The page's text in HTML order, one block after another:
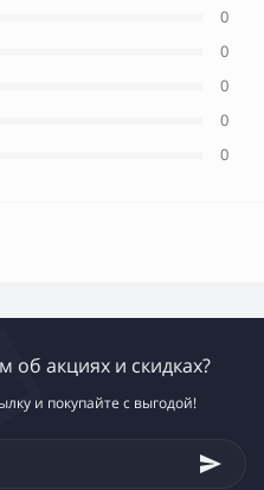
0
0
0
0
0
об акциях и скидках?
и покупайте с выгодой!